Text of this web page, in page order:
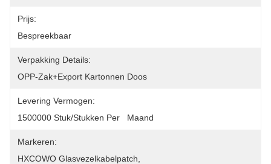
Prijs:
Bespreekbaar
Verpakking Details:
OPP-Zak+Export Kartonnen Doos
Levering Vermogen:
1500000 Stuk/Stukken Per   Maand
Markeren:
HXCOWO Glasvezelkabelpatch